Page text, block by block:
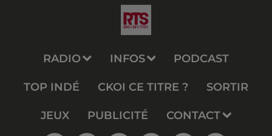
RADIO INFOS PODCAST
TOP INDÉ CKOI CE TITRE ? SORTIR
JEUX PUBLICITÉ CONTACT